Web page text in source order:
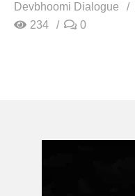
Devbhoomi Dialogue
234
0